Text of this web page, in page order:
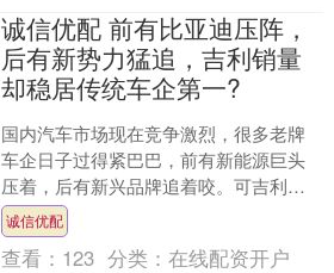
诚信优配 前有比亚迪压阵，
后有新势力猛追，吉利销量
却稳居传统车企第一?
国内汽车市场现在竞争激烈，很多老牌
车企日子过得紧巴巴，前有新能源巨头
压着，后有新兴品牌追着咬。可吉利汽
车却活得挺自在，虽然很少看到它家车
型霸占新能源销量榜首，但....
诚信优配
查看： 123 分类：在线配资开户